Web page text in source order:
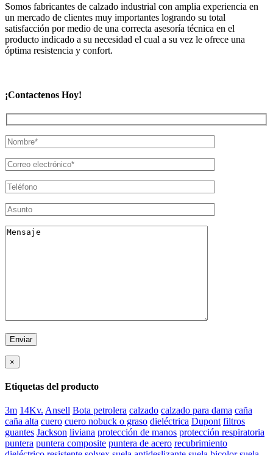
Somos fabricantes de calzado industrial con amplia experiencia en
un mercado de clientes muy importantes logrando su total
satisfacción por medio de una correcta asesoría técnica en el
producto indicado a su necesidad el cual a su vez le ofrece una
óptima resistencia y confort.
¡Contactenos Hoy!
×
Etiquetas del producto
3m 14Kv. Ansell Bota petrolera calzado calzado para dama caña
caña alta cuero cuero nobuck o graso dieléctrica Dupont filtros
guantes Jackson liviana protección de manos protección respiratoria
puntera puntera composite puntera de acero recubrimiento